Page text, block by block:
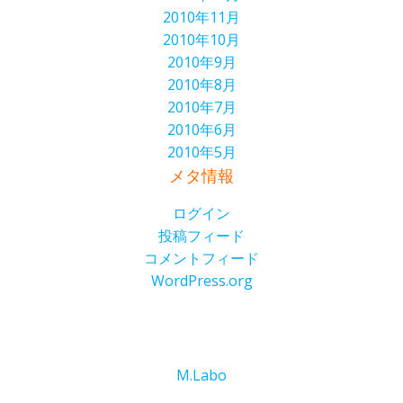
2010年11月
2010年10月
2010年9月
2010年8月
2010年7月
2010年6月
2010年5月
メタ情報
ログイン
投稿フィード
コメントフィード
WordPress.org
M.Labo